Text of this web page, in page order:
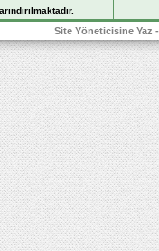
Site Yöneticisine Yaz